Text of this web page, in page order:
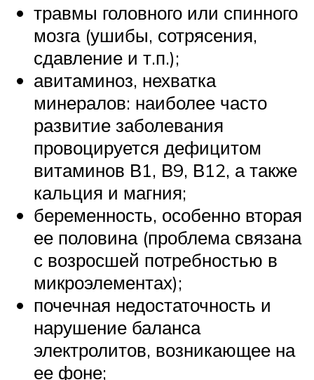
травмы головного или спинного
мозга (ушибы, сотрясения,
сдавление и т.п.);
авитаминоз, нехватка
минералов: наиболее часто
развитие заболевания
провоцируется дефицитом
витаминов В1, В9, В12, а также
кальция и магния;
беременность, особенно вторая
ее половина (проблема связана
с возросшей потребностью в
микроэлементах);
почечная недостаточность и
нарушение баланса
электролитов, возникающее на
ее фоне;